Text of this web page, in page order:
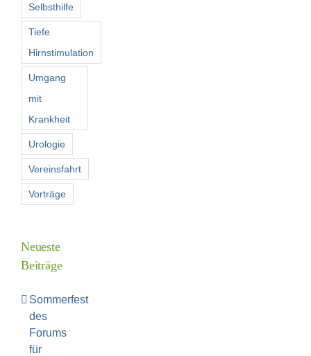
Selbsthilfe
Tiefe
Hirnstimulation
Umgang
mit
Krankheit
Urologie
Vereinsfahrt
Vorträge
Neueste
Beiträge
Sommerfest
des
Forums
für